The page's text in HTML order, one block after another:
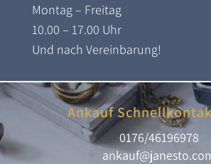
Montag – Freitag
10.00 – 17.00 Uhr
Und nach Vereinbarung!
Ankauf
0176/46196978